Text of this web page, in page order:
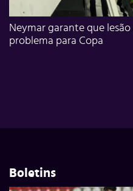
Neymar garante que lesão
problema para Copa
Boletins